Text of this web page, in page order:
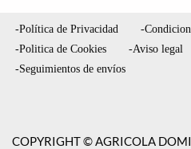
-Política de Privacidad
-
-Politica de Cookies
-Aviso legal
-Seguimientos de envíos
COPYRIGHT © AGRICOLA